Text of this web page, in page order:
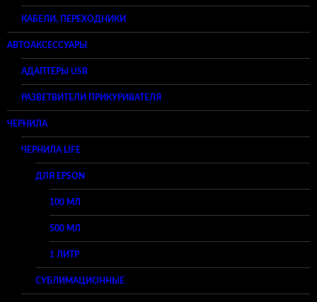
КАБЕЛИ, ПЕРЕХОДНИКИ
АВТОАКСЕССУАРЫ
АДАПТЕРЫ USB
РАЗВЕТВИТЕЛИ ПРИКУРИВАТЕЛЯ
ЧЕРНИЛА
ЧЕРНИЛА LIFE
ДЛЯ EPSON
100 МЛ
500 МЛ
1 ЛИТР
СУБЛИМАЦИОННЫЕ